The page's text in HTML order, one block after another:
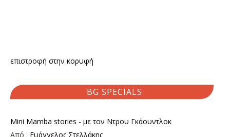
επιστροφή στην κορυφή
BG SPECIALS
Mini Mamba stories - με τον Ντρου Γκάουντλοκ
Από : Ευάγγελος Στελλάκης